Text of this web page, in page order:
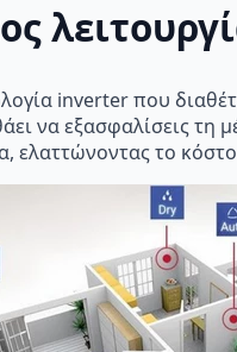
inverter που
να εξασφαλίσεις τη
ελαττώνοντας το